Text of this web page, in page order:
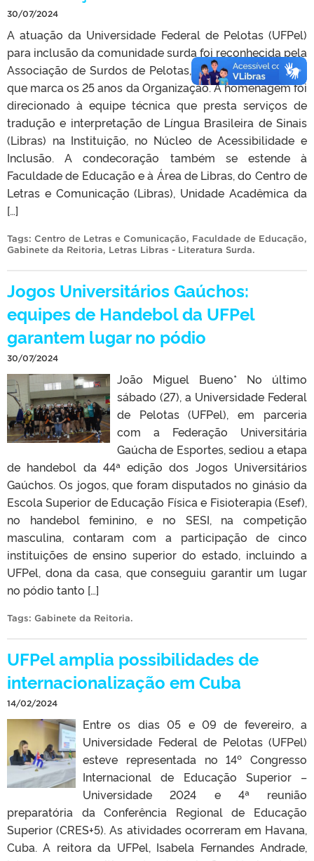
30/07/2024
A atuação da Universidade Federal de Pelotas (UFPel)
para inclusão da comunidade surda foi reconhecida pela
Associação de Surdos de Pelotas, em 27 de julho, data
que marca os 25 anos da Organização. A homenagem foi
direcionado à equipe técnica que presta serviços de
tradução e interpretação de Língua Brasileira de Sinais
(Libras) na Instituição, no Núcleo de Acessibilidade e
Inclusão. A condecoração também se estende à
Faculdade de Educação e à Área de Libras, do Centro de
Letras e Comunicação (Libras), Unidade Acadêmica da
[…]
Tags: Centro de Letras e Comunicação, Faculdade de Educação,
Gabinete da Reitoria, Letras Libras - Literatura Surda.
Jogos Universitários Gaúchos:
equipes de Handebol da UFPel
garantem lugar no pódio
30/07/2024
João Miguel Bueno* No último
sábado (27), a Universidade Federal
de Pelotas (UFPel), em parceria
com a Federação Universitária
Gaúcha de Esportes, sediou a etapa
de handebol da 44ª edição dos Jogos Universitários
Gaúchos. Os jogos, que foram disputados no ginásio da
Escola Superior de Educação Física e Fisioterapia (Esef),
no handebol feminino, e no SESI, na competição
masculina, contaram com a participação de cinco
instituições de ensino superior do estado, incluindo a
UFPel, dona da casa, que conseguiu garantir um lugar
no pódio tanto […]
Tags: Gabinete da Reitoria.
UFPel amplia possibilidades de
internacionalização em Cuba
14/02/2024
Entre os dias 05 e 09 de fevereiro, a
Universidade Federal de Pelotas (UFPel)
esteve representada no 14º Congresso
Internacional de Educação Superior –
Universidade 2024 e 4ª reunião
preparatória da Conferência Regional de Educação
Superior (CRES+5). As atividades ocorreram em Havana,
Cuba. A reitora da UFPel, Isabela Fernandes Andrade,